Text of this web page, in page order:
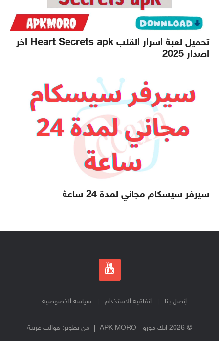
تحميل لعبة اسرار القلب Heart Secrets apk اخر
اصدار 2025
سيرفر سيسكام مجاني لمدة 24 ساعة
إتصل بنا اتفاقية الاستخدام سياسة الخصوصية
© 2026 ابك مورو - APK MORO من تطوير: قوالب عربية